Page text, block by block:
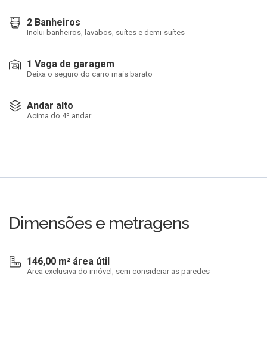
2 Banheiros
Inclui banheiros, lavabos, suítes e demi-suítes
1 Vaga de garagem
Deixa o seguro do carro mais barato
Andar alto
Acima do 4º andar
Dimensões e metragens
146,00 m² área útil
Área exclusiva do imóvel, sem considerar as paredes